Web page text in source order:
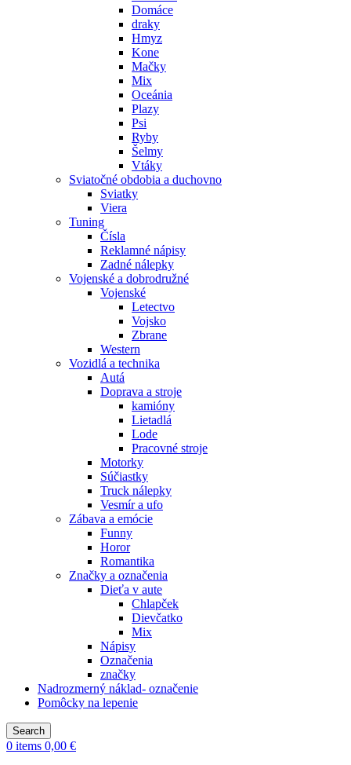
Domáce
draky
Hmyz
Kone
Mačky
Mix
Oceánia
Plazy
Psi
Ryby
Šelmy
Vtáky
Sviatočné obdobia a duchovno
Sviatky
Viera
Tuning
Čísla
Reklamné nápisy
Zadné nálepky
Vojenské a dobrodružné
Vojenské
Letectvo
Vojsko
Zbrane
Western
Vozidlá a technika
Autá
Doprava a stroje
kamióny
Lietadlá
Lode
Pracovné stroje
Motorky
Súčiastky
Truck nálepky
Vesmír a ufo
Zábava a emócie
Funny
Horor
Romantika
Značky a označenia
Dieťa v aute
Chlapček
Dievčatko
Mix
Nápisy
Označenia
značky
Nadrozmerný náklad- označenie
Pomôcky na lepenie
Search
0 items 0,00 €